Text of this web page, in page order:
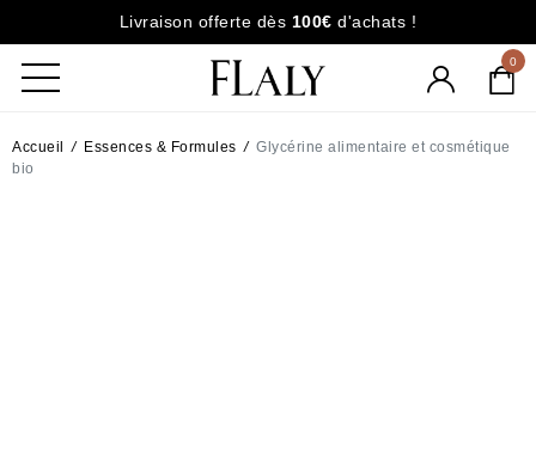
Livraison offerte dès 100€d'achats !
0
Accueil / Essences & Formules / Glycérine alimentaire et cosmétique
bio